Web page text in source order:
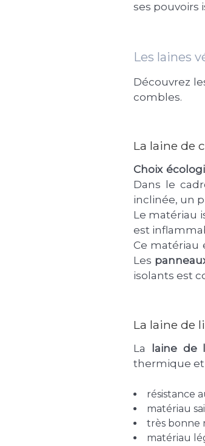
ses pouvoirs
Les laines
Découvrez
combles.
La laine de
Choix
Dans le
inclinée, un
Le matériau
est
Ce matériau
Les
isolants est
La laine de
La laine de
thermique et
résistance
matériau
très bonne
matériau